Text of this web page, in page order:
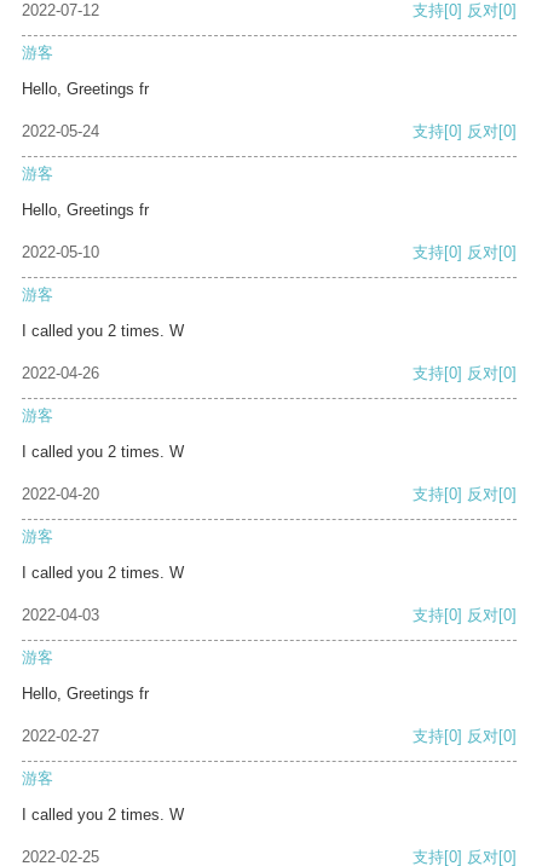
2022-07-12 支持[0] 反对[0]
游客
Hello, Greetings fr
2022-05-24 支持[0] 反对[0]
游客
Hello, Greetings fr
2022-05-10 支持[0] 反对[0]
游客
I called you 2 times. W
2022-04-26 支持[0] 反对[0]
游客
I called you 2 times. W
2022-04-20 支持[0] 反对[0]
游客
I called you 2 times. W
2022-04-03 支持[0] 反对[0]
游客
Hello, Greetings fr
2022-02-27 支持[0] 反对[0]
游客
I called you 2 times. W
2022-02-25 支持[0] 反对[0]